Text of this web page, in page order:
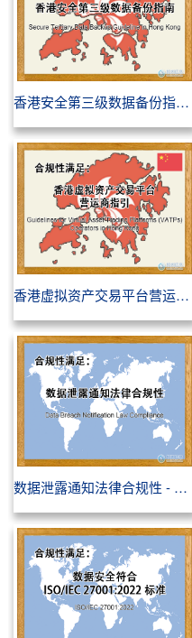
香港安全第三级数据备份指南(STDB) - 合规性满足
香港虚拟资产交易平台营运商指引 - 合规性满足
数据泄露通知法律合规性 - 合规性满足